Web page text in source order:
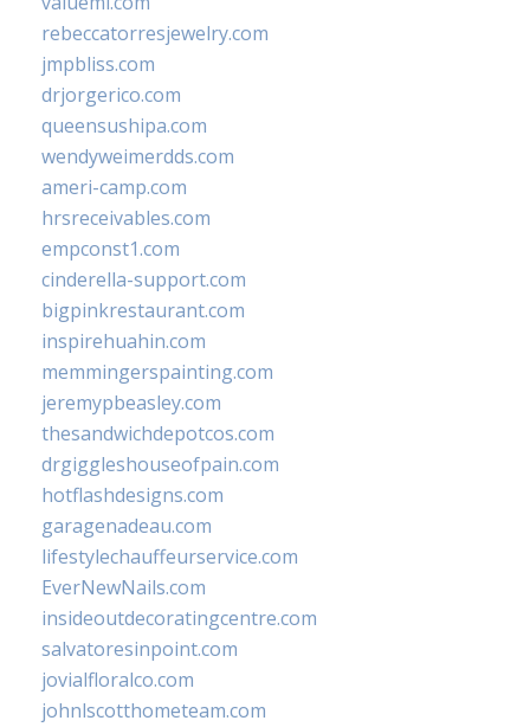
rebeccatorresjewelry.com
jmpbliss.com
drjorgerico.com
queensushipa.com
wendyweimerdds.com
ameri-camp.com
hrsreceivables.com
empconst1.com
cinderella-support.com
bigpinkrestaurant.com
inspirehuahin.com
memmingerspainting.com
jeremypbeasley.com
thesandwichdepotcos.com
drgiggleshouseofpain.com
hotflashdesigns.com
garagenadeau.com
lifestylechauffeurservice.com
EverNewNails.com
insideoutdecoratingcentre.com
salvatoresinpoint.com
jovialfloralco.com
johnlscotthometeam.com